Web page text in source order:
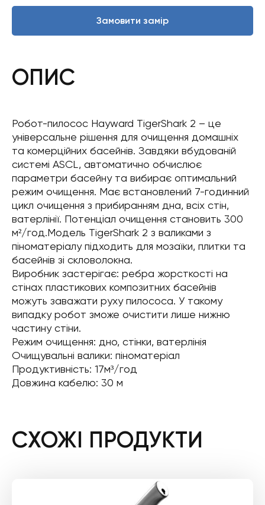
Замовити замір
ОПИС
Робот-пилосос Hayward TigerShark 2 – це
універсальне рішення для очищення домашніх
та комерційних басейнів. Завдяки вбудованій
системі ASCL, автоматично обчислює
параметри басейну та вибирає оптимальний
режим очищення. Має встановлений 7-годинний
цикл очищення з прибиранням дна, всіх стін,
ватерлінії. Потенціал очищення становить 300
м²/год.Модель TigerShark 2 з валиками з
піноматеріалу підходить для мозаїки, плитки та
басейнів зі скловолокна.
Виробник застерігає: ребра жорсткості на
стінах пластикових композитних басейнів
можуть заважати руху пилососа. У такому
випадку робот зможе очистити лише нижню
частину стіни.
Режим очищення: дно, стінки, ватерлінія
Очищувальні валики: піноматеріал
Продуктивність: 17м³/год
Довжина кабелю: 30 м
СХОЖІ ПРОДУКТИ